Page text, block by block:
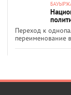
Переход к
переименование